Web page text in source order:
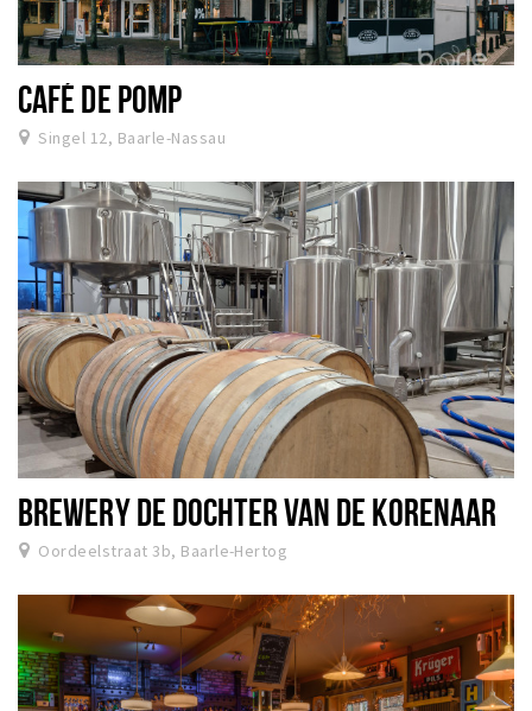
CAFÉ DE POMP
Singel 12, Baarle-Nassau
BREWERY DE DOCHTER VAN DE KORENAAR
Oordeelstraat 3b, Baarle-Hertog